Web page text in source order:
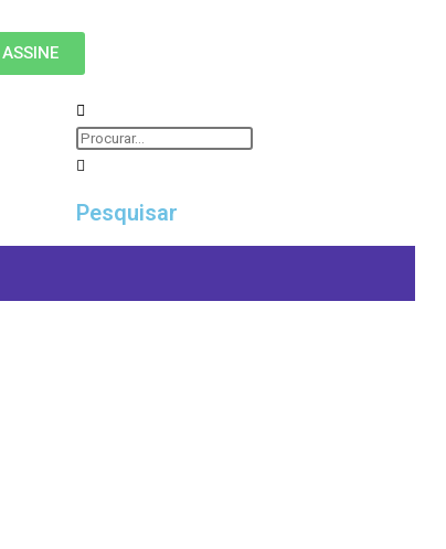
ASSINE
Pesquisar